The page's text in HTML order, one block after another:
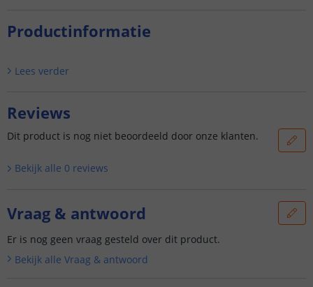
Productinformatie
Lees verder
Reviews
Dit product is nog niet beoordeeld door onze klanten.
Bekijk alle 0 reviews
Vraag & antwoord
Er is nog geen vraag gesteld over dit product.
Bekijk alle Vraag & antwoord